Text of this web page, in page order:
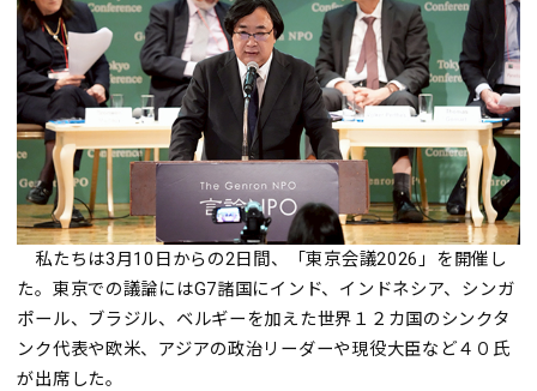
私たちは3月10日からの2日間、「東京会議2026」を開催し
た。東京での議論にはG7諸国にインド、インドネシア、シンガ
ポール、ブラジル、ベルギーを加えた世界１２カ国のシンクタ
ンク代表や欧米、アジアの政治リーダーや現役大臣など４０氏
が出席した。